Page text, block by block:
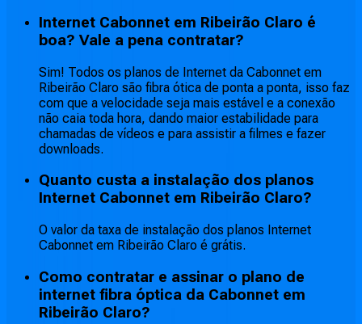
Internet Cabonnet em Ribeirão Claro é
boa? Vale a pena contratar?
Sim! Todos os planos de Internet da Cabonnet em
Ribeirão Claro são fibra ótica de ponta a ponta, isso faz
com que a velocidade seja mais estável e a conexão
não caia toda hora, dando maior estabilidade para
chamadas de vídeos e para assistir a filmes e fazer
downloads.
Quanto custa a instalação dos planos
Internet Cabonnet em Ribeirão Claro?
O valor da taxa de instalação dos planos Internet
Cabonnet em Ribeirão Claro é grátis.
Como contratar e assinar o plano de
internet fibra óptica da Cabonnet em
Ribeirão Claro?